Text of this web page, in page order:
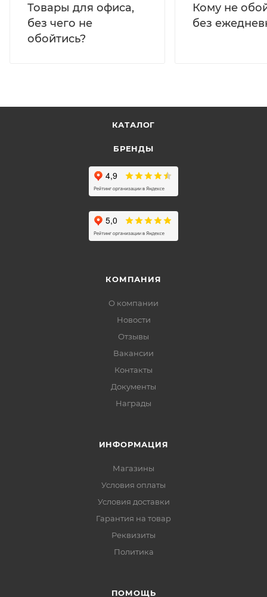
Товары для офиса,
без чего не
обойтись?
Кому не
без
КАТАЛОГ
БРЕНДЫ
КОМПАНИЯ
О компании
Новости
Отзывы
Вакансии
Контакты
Документы
Награды
ИНФОРМАЦИЯ
Магазины
Условия оплаты
Условия доставки
Гарантия на товар
Реквизиты
Политика
ПОМОЩЬ